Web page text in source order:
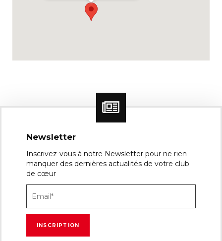
Newsletter
Inscrivez-vous à notre Newsletter pour ne rien
manquer des dernières actualités de votre club
de cœur